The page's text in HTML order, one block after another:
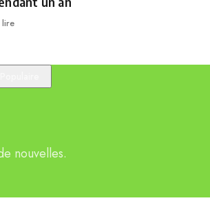
lire
nouvelles.